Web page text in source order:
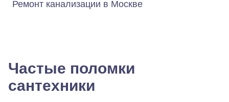
Ремонт канализации в Москве
Частые поломки
сантехники